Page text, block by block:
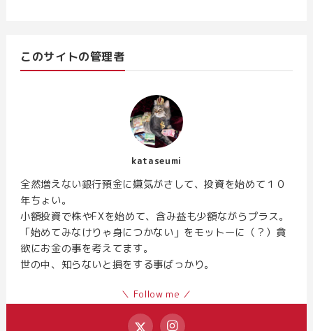
このサイトの管理者
kataseumi
全然増えない銀行預金に嫌気がさして、投資を始めて１０
年ちょい。
小額投資で株やFXを始めて、含み益も少額ながらプラス。
「始めてみなけりゃ身につかない」をモットーに（？）貪
欲にお金の事を考えてます。
世の中、知らないと損をする事ばっかり。
＼ Follow me ／